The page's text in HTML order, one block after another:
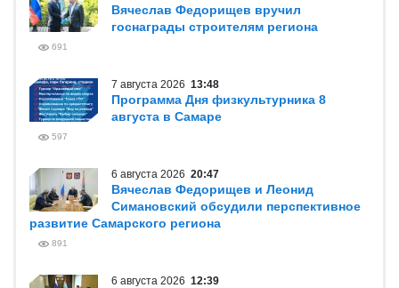
Вячеслав Федорищев вручил
госнаграды строителям региона
691
7 августа 2026 13:48
Программа Дня физкультурника 8
августа в Самаре
597
6 августа 2026 20:47
Вячеслав Федорищев и Леонид
Симановский обсудили перспективное
развитие Самарского региона
891
6 августа 2026 12:39